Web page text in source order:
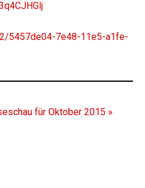
5457de04-7e48-11e5-a1fe-
für Oktober 2015 »